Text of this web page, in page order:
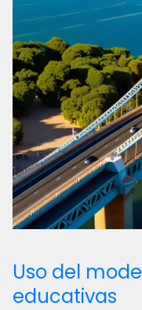
Uso del
educativas